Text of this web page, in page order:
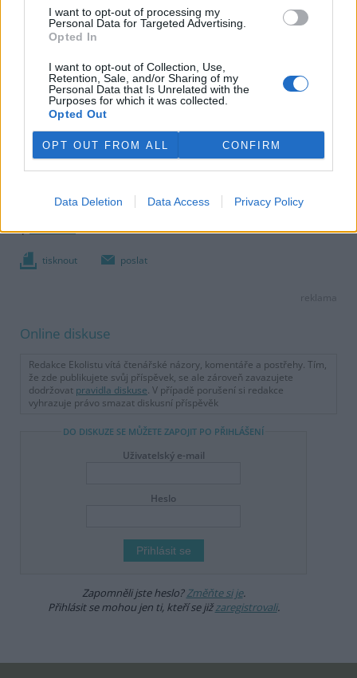
I want to opt-out of processing my
Personal Data for Targeted Advertising.
Opted In
I want to opt-out of Collection, Use,
Retention, Sale, and/or Sharing of my
Personal Data that Is Unrelated with the
Purposes for which it was collected.
Opted Out
OPT OUT FROM ALL CONFIRM
Data Deletion Data Access Privacy Policy
Václav Janouš
|MF Dnes
tisknout poslat
reklama
Online diskuse
Redakce Ekolistu vítá čtenářské názory, komentáře a postřehy. Tím,
že zde publikujete svůj příspěvek, se ale zároveň zavazujete
dodržovat pravidla diskuse. V případě porušení si redakce
vyhrazuje právo smazat diskusní příspěvěk
DO DISKUZE SE MŮŽETE ZAPOJIT PO PŘIHLÁŠENÍ
Uživatelský e-mail
Heslo
Zapomněli jste heslo?Změňte si je.
Přihlásit se mohou jen ti, kteří se jižzaregistrovali.